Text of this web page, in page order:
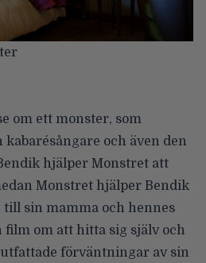
om ett monster, som
och även den
hjälper Monstret att
Monstret hjälper Bendik
sin mamma och hennes
film om att hitta sig själv och
förväntningar av sin